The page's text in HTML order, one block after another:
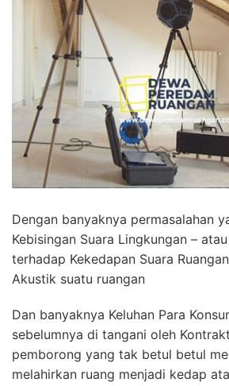
Dengan banyaknya permasalahan
Kebisingan Suara Lingkungan –
terhadap Kekedapan Suara
Akustik suatu ruangan
Dan banyaknya Keluhan Para
sebelumnya di tangani oleh
pemborong yang tak betul betul
melahirkan ruang menjadi kedap